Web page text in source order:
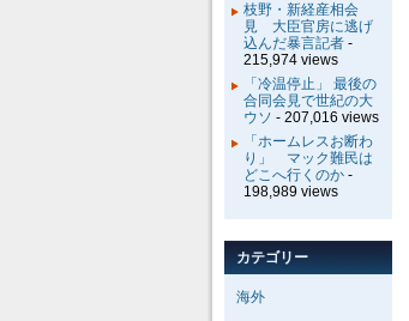
枝野・新経産相会
見 大臣官房に逃げ
込んだ暴言記者 -
215,974 views
「冷温停止」 最後の
合同会見で世紀の大
ウソ - 207,016 views
「ホームレスお断わ
り」 マック難民は
どこへ行くのか -
198,989 views
カテゴリー
海外